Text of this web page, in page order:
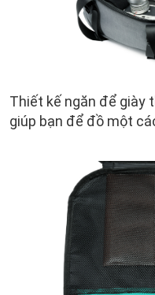
Thiết kế ngăn để giày
giúp bạn để đồ một